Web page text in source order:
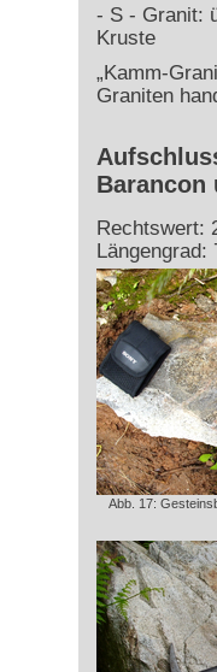
- S - Granit:
Kruste
„Kamm-
Graniten
Barancon
Rechtswert:
Längengrad:
Abb. 17: